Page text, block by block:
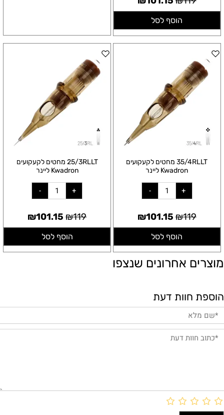
הוסף לסל
35/4RLLT מחטים לקעקועים
Kwadron ליינר
₪119
₪101.15
הוסף לסל
25/3RLLT מחטים לקעקועים
Kwadron ליינר
₪119
₪101.15
הוסף לסל
מוצרים אחרונים שנצפו
הוספת חוות דעת